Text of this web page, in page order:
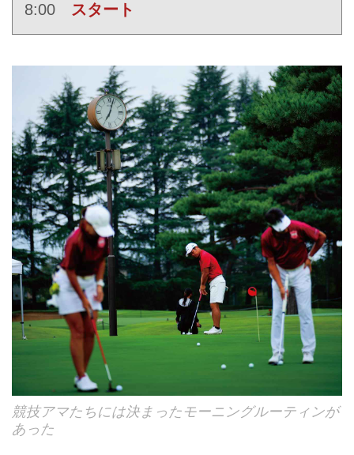
8:00
スタート
競技アマたちには決まったモーニングルーティンが
あった